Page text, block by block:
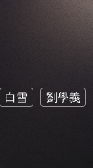
白雪 劉學義